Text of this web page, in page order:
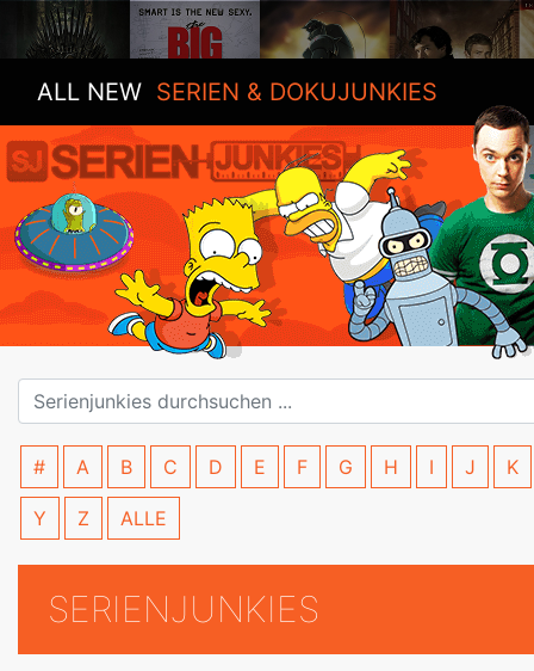
ALL NEW SERIEN & DOKUJUNKIES
# A B C D E F G H I J K
Y Z ALLE
SERIENJUNKIES